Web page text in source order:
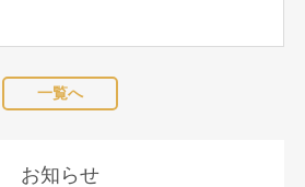
一覧へ
お知らせ